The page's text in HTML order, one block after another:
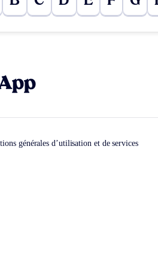
générales d’utilisation et de services